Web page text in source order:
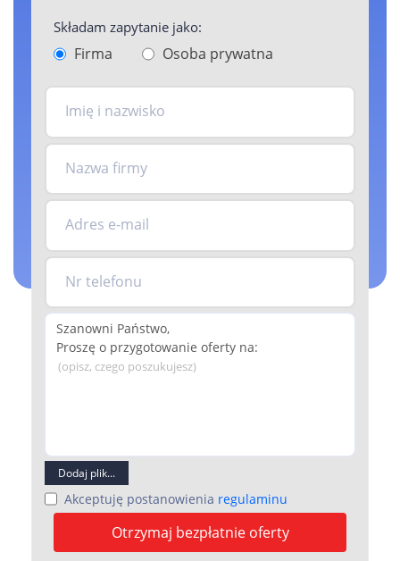
Składam zapytanie jako:
Firma Osoba prywatna
Imię i nazwisko
Nazwa firmy
Adres e-mail
Nr telefonu
(opisz, czego poszukujesz)
Dodaj plik...
Akceptuję postanowienia regulaminu
Otrzymaj bezpłatnie oferty